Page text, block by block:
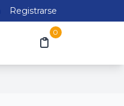
Registrarse
0